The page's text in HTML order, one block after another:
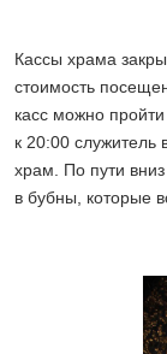
Кассы храма
стоимость
касс можно
к 20:00 служитель
храм. По пути
в бубны, которые